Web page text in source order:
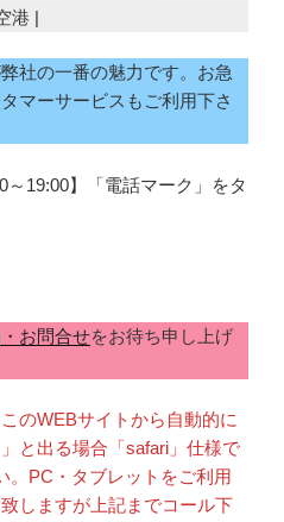
港 |
社の一番の魅力です。お急
マーサービスもご利用下さ
～19:00】「電話マーク」をタ
お問合せをお待ち申し上げ
のWEBサイトから自動的に
と出る場合「safari」仕様で
。PC・タブレットをご利用
しますが上記までコール下